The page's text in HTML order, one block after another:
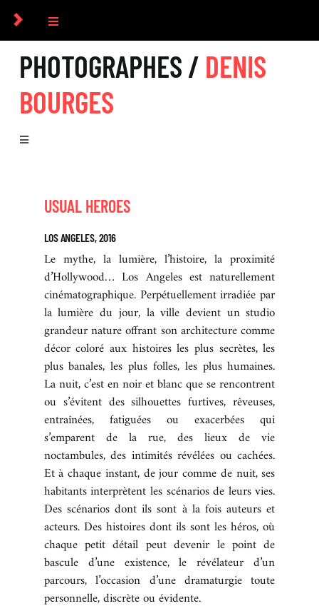
Passer
contenu
Toggle
Navigation
COLLECTIF
PHOTOGRAPHES
CULTUREL
RECHERCHE D’IMAGES
BOUTIQUE
CONTACT
PHOTOGRAPHES / DENIS
BOURGES
Toggle
EXPOSITIONS
REVUE DE PRESSE
USUAL HEROES
LOS ANGELES, 2016
Le mythe, la lumière, l’histoire, la proximité
d’Hollywood… Los Angeles est naturellement
cinématographique. Perpétuellement irradiée par
la lumière du jour, la ville devient un studio
grandeur nature offrant son architecture comme
décor coloré aux histoires les plus secrètes, les
plus banales, les plus folles, les plus humaines.
La nuit, c’est en noir et blanc que se rencontrent
ou s’évitent des silhouettes furtives, rêveuses,
entraînées, fatiguées ou exacerbées qui
s’emparent de la rue, des lieux de vie
noctambules, des intimités révélées ou cachées.
Et à chaque instant, de jour comme de nuit, ses
habitants interprètent les scénarios de leurs vies.
Des scénarios dont ils sont à la fois auteurs et
acteurs. Des histoires dont ils sont les héros, où
chaque petit détail peut devenir le point de
bascule d’une existence, le révélateur d’un
parcours, l’occasion d’une dramaturgie toute
personnelle, discrète ou évidente.